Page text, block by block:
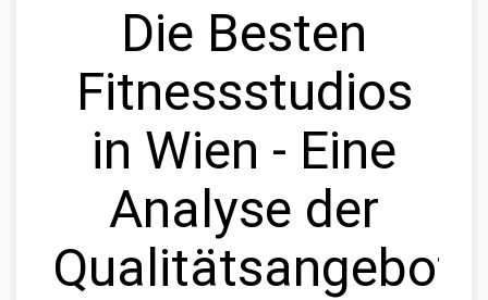
Die Besten
Fitnessstudios
in Wien - Eine
Analyse der
Qualitätsangebote